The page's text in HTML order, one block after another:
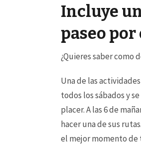
Incluye
paseo por
¿Quieres saber como
Una de las
todos los sábados y
placer. A las 6 de
hacer una de sus
el mejor momento de